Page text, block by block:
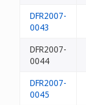
DFR2007-
0043
DFR2007-
0044
DFR2007-
0045